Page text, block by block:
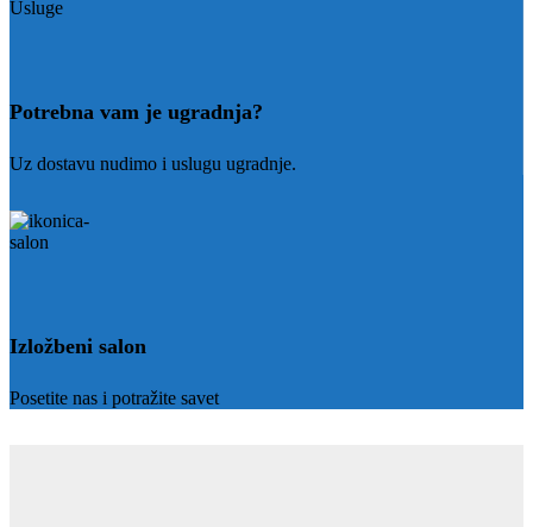
Potrebna vam je ugradnja?
Uz dostavu nudimo i uslugu ugradnje.
Izložbeni salon
Posetite nas i potražite savet